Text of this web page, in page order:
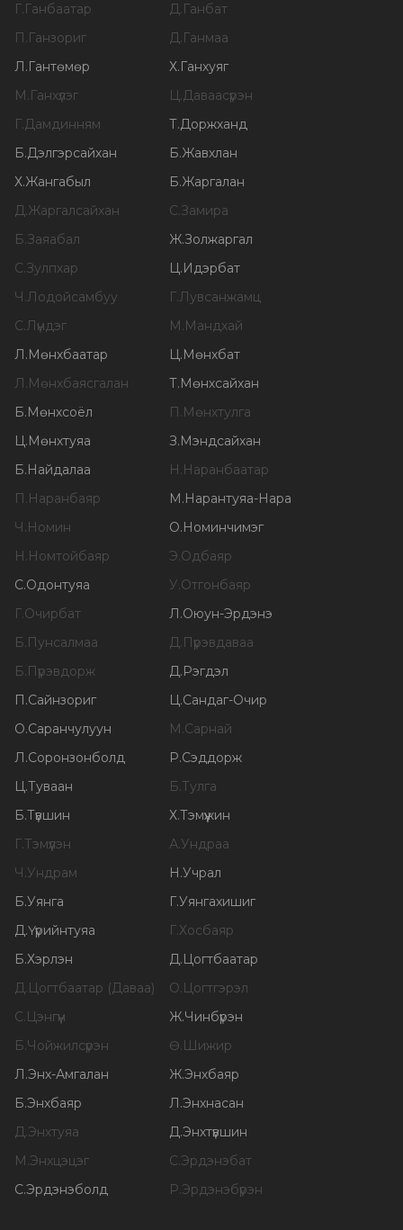
Г. Ганбаатар Д. Ганбат
П . Ганзориг Д. Ганмаа
Л . Гантөмөр Х. Ганхуяг
М . Ганхүлэг Ц.Даваасүрэн
Г.Дамдинням Т.Доржханд
Б.Дэлгэрсайхан Б.Жавхлан
Х.Жангабыл Б.Жаргалан
Д.Жаргалсайхан С.Замира
Б.Заяабал Ж.Золжаргал
С.Зулпхар Ц. Идэрбат
Ч .Лодойсамбуу Г.Лувсанжамц
С.Лүндэг М . Мандхай
Л . Мөнхбаатар Ц. Мөнхбат
Л . Мөнхбаясгалан Т. Мөнхсайхан
Б. Мөнхсоёл П . Мөнхтулга
Ц. Мөнхтуяа З. Мэндсайхан
Б. Найдалаа Н . Наранбаатар
П . Наранбаяр М . Нарантуяа-Нара
Ч . Номин О. Номинчимэг
Н . Номтойбаяр Э.Одбаяр
С.Одонтуяа У.Отгонбаяр
Г.Очирбат Л .Оюун-Эрдэнэ
Б. Пунсалмаа Д. Пүрэвдаваа
Б. Пүрэвдорж Д. Рэгдэл
П .Сайнзориг Ц.Сандаг-Очир
О.Саранчулуун М .Сарнай
Л .Соронзонболд Р.Сэддорж
Ц.Туваан Б.Тулга
Б.Түвшин Х.Тэмүүжин
Г.Тэмүүлэн А.Ундраа
Ч .Ундрам Н .Учрал
Б.Уянга Г.Уянгахишиг
Д.Үүрийнтуяа Г.Хосбаяр
Б.Хэрлэн Д. Цогтбаатар
Д. Цогтбаатар (Даваа) О. Цогтгэрэл
С. Цэнгүүн Ж.Чинбүрэн
Б.Чойжилсүрэн Ө. Шижир
Л .Энх-Амгалан Ж.Энхбаяр
Б.Энхбаяр Л .Энхнасан
Д.Энхтуяа Д.Энхтүвшин
М .Энхцэцэг С.Эрдэнэбат
С.Эрдэнэболд Р.Эрдэнэбүрэн